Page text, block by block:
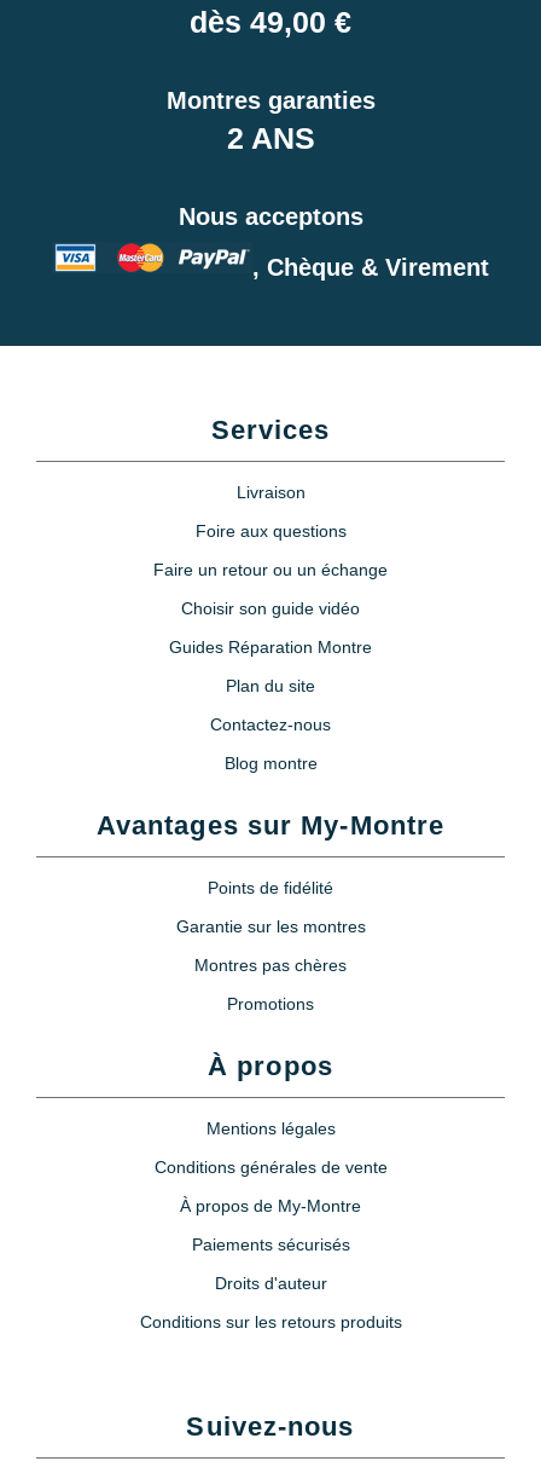
dès 49,00 €
Montres garanties
2 ANS
Nous acceptons
, Chèque & Virement
Services
Livraison
Foire aux questions
Faire un retour ou un échange
Choisir son guide vidéo
Guides Réparation Montre
Plan du site
Contactez-nous
Blog montre
Avantages sur My-Montre
Points de fidélité
Garantie sur les montres
Montres pas chères
Promotions
À propos
Mentions légales
Conditions générales de vente
À propos de My-Montre
Paiements sécurisés
Droits d'auteur
Conditions sur les retours produits
Suivez-nous